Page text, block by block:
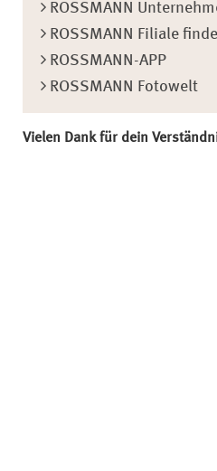
ROSSMANN
ROSSMANN Filiale
ROSSMANN-APP
ROSSMANN Fotowelt
Vielen Dank für dein